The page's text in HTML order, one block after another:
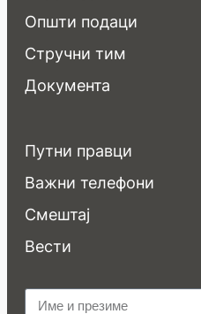
Општи подаци
Стручни тим
Документа
Путни правци
Важни телефони
Смештај
Вести